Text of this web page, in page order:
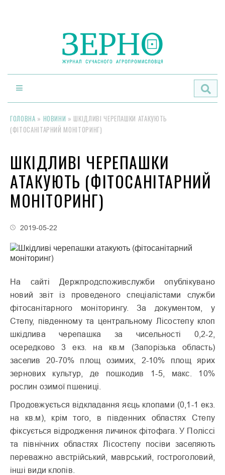
ГОЛОВНА » НОВИНИ » ШКІДЛИВІ ЧЕРЕПАШКИ АТАКУЮТЬ
(ФІТОСАНІТАРНИЙ МОНІТОРИНГ)
ШКІДЛИВІ ЧЕРЕПАШКИ
АТАКУЮТЬ (ФІТОСАНІТАРНИЙ
МОНІТОРИНГ)
2019-05-22
На сайті Держпродспоживслужби опублікувано
новий звіт із проведеного спеціалістами служби
фітосанітарного моніторингу. За документом, у
Степу, південному та центральному Лісостепу клоп
шкідлива черепашка за чисельності 0,2-2,
осередково 3 екз. на кв.м (Запорізька область)
заселив 20-70% площ озимих, 2-10% площ ярих
зернових культур, де пошкодив 1-5, макс. 10%
рослин озимої пшениці.
Продовжується відкладання яєць клопами (0,1-1 екз.
на кв.м), крім того, в південних областях Степу
фіксується відродження личинок фітофага. У Поліссі
та північних областях Лісостепу посіви заселяють
переважно австрійський, маврський, гостроголовий,
інші види клопів.